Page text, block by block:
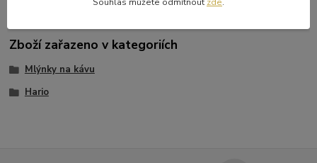
Zboží zařazeno v kategoriích
Mlýnky na kávu
Hario